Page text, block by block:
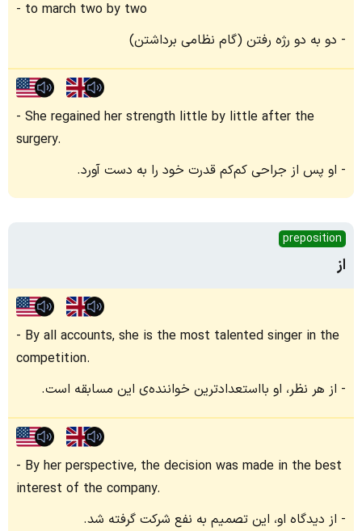
to march two by two
دو به دو رژه رفتن (گام نظامی برداشتن)
She regained her strength little by little after the
surgery.
او پس از جراحی کم‌کم قدرت خود را به دست آورد.
preposition
از
By all accounts, she is the most talented singer in the
competition.
از هر نظر، او بااستعدادترین خواننده‌ی این مسابقه است.
By her perspective, the decision was made in the best
interest of the company.
از دیدگاه او، این تصمیم به نفع شرکت گرفته شد.